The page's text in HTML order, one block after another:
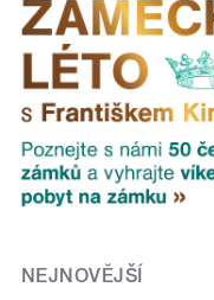
NEJNOVĚJŠÍ